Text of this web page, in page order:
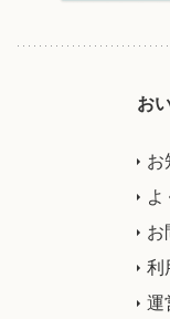
お
お
お
利
運